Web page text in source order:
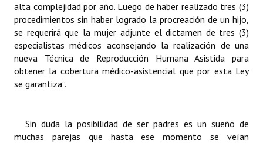
Periodistas Decanos - Registro
Ciudadano Ilustre - Registro
Banca del Vecino - Registro
Huéspedes de Honor - Registro
Reconocimientos - Registro
alta complejidad por año. Luego de haber realizado tres (3)
procedimientos sin haber logrado la procreación de un hijo,
se requerirá que la mujer adjunte el dictamen de tres (3)
especialistas médicos aconsejando la realización de una
nueva Técnica de Reproducción Humana Asistida para
obtener la cobertura médico-asistencial que por esta Ley
se garantiza”.
Sin duda la posibilidad de ser padres es un sueño de
muchas parejas que hasta ese momento se veían